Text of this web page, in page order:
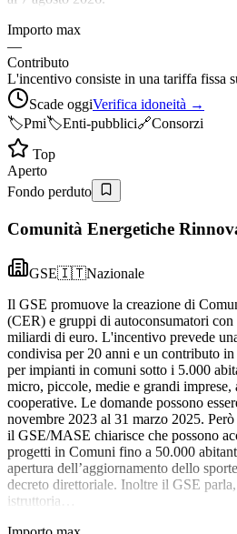
Importo max
—
Contributo
L'incentivo consiste in una tariffa fissa
Scade oggiVerifica idoneità →
🏷️Pmi🏷️Enti-pubblici🔗Consorzi
Top
Aperto
Fondo perduto
Comunità Energetiche
GSE🇮🇹Nazionale
Il GSE promuove la creazione di
(CER) e gruppi di autoconsumatori
miliardi di euro. L'incentivo prevede
condivisa per 20 anni e un contributo
per impianti in comuni sotto i 5.000
micro, piccole, medie e grandi imprese,
cooperative. Le domande possono
novembre 2023 al 31 marzo 2025.
il GSE/MASE chiarisce che possono
progetti in Comuni fino a 50.000
apertura dell’aggiornamento dello
decreto direttoriale. Inoltre il GSE
istruttoria…